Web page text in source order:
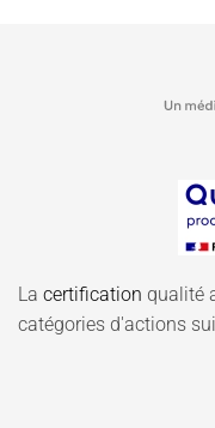
La certification qualité
catégories d'actions